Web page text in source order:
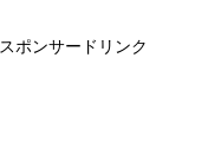
スポンサードリンク